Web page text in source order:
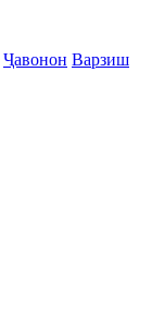
Ҷавонон Варзиш